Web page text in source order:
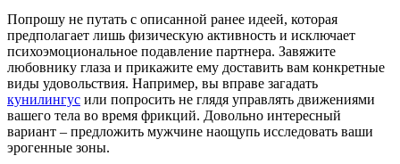
Попрошу не путать с описанной ранее идеей, которая
предполагает лишь физическую активность и исключает
психоэмоциональное подавление партнера. Завяжите
любовнику глаза и прикажите ему доставить вам конкретные
виды удовольствия. Например, вы вправе загадать
кунилингус или попросить не глядя управлять движениями
вашего тела во время фрикций. Довольно интересный
вариант – предложить мужчине наощупь исследовать ваши
эрогенные зоны.